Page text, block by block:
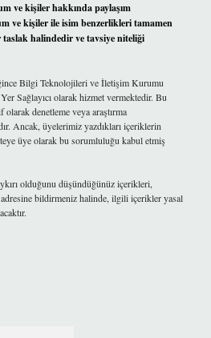
ve kişiler hakkında paylaşım
ve kişiler ile isim benzerlikleri tamamen
halindedir ve tavsiye niteliği
Bilgi Teknolojileri ve İletişim Kurumu
Sağlayıcı olarak hizmet vermektedir. Bu
denetleme veya araştırma
Ancak, üyelerimiz yazdıkları içeriklerin
üye olarak bu sorumluluğu kabul etmiş
olduğunu düşündüğünüz içerikleri,
adresine bildirmeniz halinde, ilgili içerikler yasal